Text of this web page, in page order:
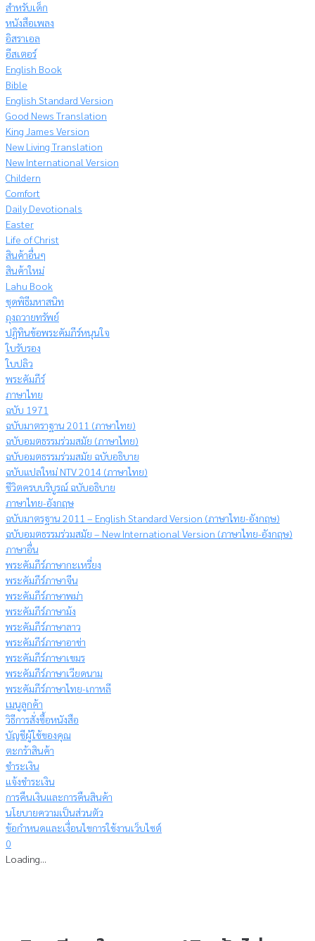
สำหรับเด็ก
หนังสือเพลง
อิสราเอล
อีสเตอร์
English Book
Bible
English Standard Version
Good News Translation
King James Version
New Living Translation
New International Version
Childern
Comfort
Daily Devotionals
Easter
Life of Christ
สินค้าอื่นๆ
สินค้าใหม่
Lahu Book
ชุดพิธีมหาสนิท
ถุงถวายทรัพย์
ปฏิทินข้อพระคัมภีร์หนุนใจ
ใบรับรอง
ใบปลิว
พระคัมภีร์
ภาษาไทย
ฉบับ 1971
ฉบับมาตราฐาน 2011 (ภาษาไทย)
ฉบับอมตธรรมร่วมสมัย (ภาษาไทย)
ฉบับอมตธรรมร่วมสมัย ฉบับอธิบาย
ฉบับแปลใหม่ NTV 2014 (ภาษาไทย)
ชีวิตครบบริบูรณ์ ฉบับอธิบาย
ภาษาไทย-อังกฤษ
ฉบับมาตรฐาน 2011 – English Standard Version (ภาษาไทย-อังกฤษ)
ฉบับอมตธรรมร่วมสมัย – New International Version (ภาษาไทย-อังกฤษ)
ภาษาอื่น
พระคัมภีร์ภาษากะเหรี่ยง
พระคัมภีร์ภาษาจีน
พระคัมภีร์ภาษาพม่า
พระคัมภีร์ภาษาม้ง
พระคัมภีร์ภาษาลาว
พระคัมภีร์ภาษาอาข่า
พระคัมภีร์ภาษาเขมร
พระคัมภีร์ภาษาเวียดนาม
พระคัมภีร์ภาษาไทย-เกาหลี
เมนูลูกค้า
วิธีการสั่งซื้อหนังสือ
บัญชีผู้ใช้ของคุณ
ตะกร้าสินค้า
ชำระเงิน
แจ้งชำระเงิน
การคืนเงินและการคืนสินค้า
นโยบายความเป็นส่วนตัว
ข้อกำหนดและเงื่อนไขการใช้งานเว็บไซต์
0
Loading...